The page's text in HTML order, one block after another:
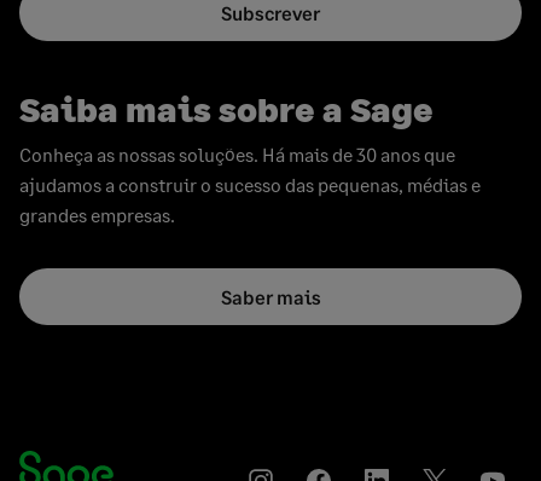
Subscrever
Saiba mais sobre a Sage
Conheça as nossas soluções. Há mais de 30 anos que
ajudamos a construir o sucesso das pequenas, médias e
grandes empresas.
Saber mais